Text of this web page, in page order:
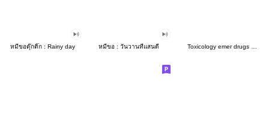
หมีขอดุ๊กดิ๊ก : Rainy day หมีขอ : วันวานที่แสนดี Toxicology emer drugs ver 1 - BIG